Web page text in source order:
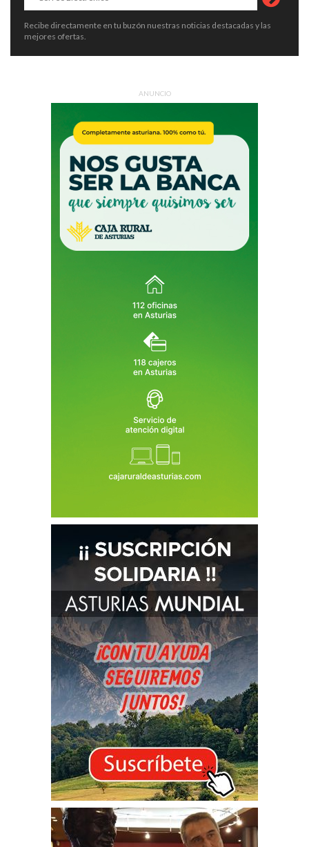
Recibe directamente en tu buzón nuestras noticias destacadas y las
mejores ofertas.
ANUNCIO